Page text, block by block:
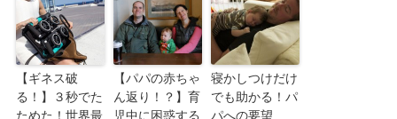
【ギネス破
る！】３秒でた
ためた！世界最
【パパの赤ちゃ
ん返り！？】育
児中に困惑する
寝かしつけだけ
でも助かる！パ
パへの要望